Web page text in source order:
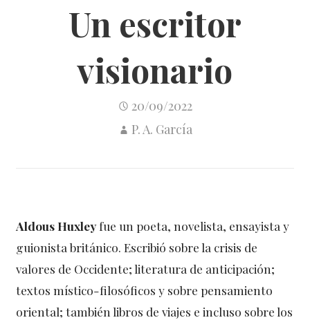
Un escritor
visionario
20/09/2022
P. A. García
Aldous Huxleyfue un poeta, novelista, ensayista y
guionista británico. Escribió sobre la crisis de
valores de Occidente; literatura de anticipación;
textos místico-filosóficos y sobre pensamiento
oriental; también libros de viajes e incluso sobre los